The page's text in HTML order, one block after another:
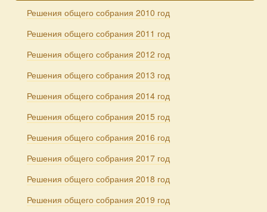
Решения общего собрания 2010 год
Решения общего собрания 2011 год
Решения общего собрания 2012 год
Решения общего собрания 2013 год
Решения общего собрания 2014 год
Решения общего собрания 2015 год
Решения общего собрания 2016 год
Решения общего собрания 2017 год
Решения общего собрания 2018 год
Решения общего собрания 2019 год